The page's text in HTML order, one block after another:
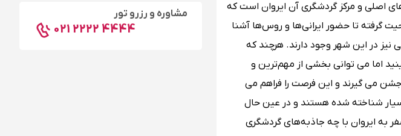
اصلی و مرکز گردشگری آن ایروان است که
گرفته تا حضور ایرانی‌ها و روس‌ها آشنا
نیز در این شهر وجود دارند. هرچند که
اما می توانی بخشی از مهم‌ترین و
جشن می گیرند و این فرصت را فراهم می
شناخته شده هستند و در عین حال
به ایروان با چه جاذبه‌های گردشگری
مشاوره و رزرو تور
021 2222 4444